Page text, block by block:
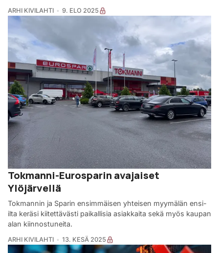
ARHI KIVILAHTI 9. ELO 2025
Tokmanni-Eurosparin avajaiset
Ylöjärvellä
Tokmannin ja Sparin ensimmäisen yhteisen myymälän ensi-
ilta keräsi kiitettävästi paikallisia asiakkaita sekä myös kaupan
alan kiinnostuneita.
ARHI KIVILAHTI 13. KESÄ 2025